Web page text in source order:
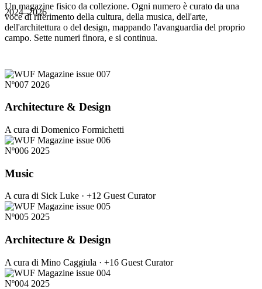
2024–2026
Un magazine fisico da collezione. Ogni numero è curato da una
voce di riferimento della cultura, della musica, dell'arte,
dell'architettura o del design, mappando l'avanguardia del proprio
campo. Sette numeri finora, e si continua.
Nº007 2026
Architecture & Design
A cura di Domenico Formichetti
Nº006 2025
Music
A cura di Sick Luke · +12 Guest Curator
Nº005 2025
Architecture & Design
A cura di Mino Caggiula · +16 Guest Curator
Nº004 2025